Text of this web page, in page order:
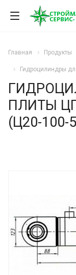
Главная Продукты
Гидроцилиндры
ПЛИТЫ
(Ц20-100-